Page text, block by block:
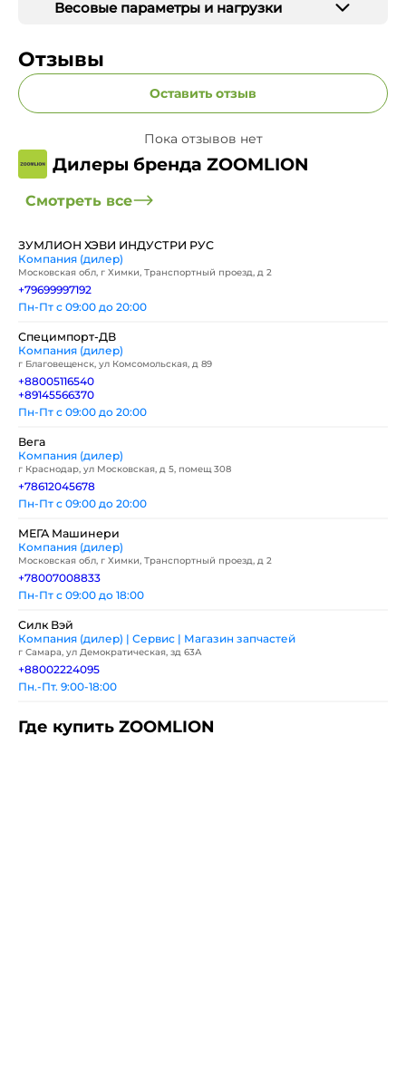
Весовые параметры и нагрузки
Отзывы
Оставить отзыв
Пока отзывов нет
Дилеры бренда ZOOMLION
Смотреть все
ЗУМЛИОН ХЭВИ ИНДУСТРИ РУС
Компания (дилер)
Московская обл, г Химки, Транспортный проезд, д 2
+79699997192
Пн-Пт с 09:00 до 20:00
Специмпорт-ДВ
Компания (дилер)
г Благовещенск, ул Комсомольская, д 89
+88005116540
+89145566370
Пн-Пт с 09:00 до 20:00
Вега
Компания (дилер)
г Краснодар, ул Московская, д 5, помещ 308
+78612045678
Пн-Пт с 09:00 до 20:00
МЕГА Машинери
Компания (дилер)
Московская обл, г Химки, Транспортный проезд, д 2
+78007008833
Пн-Пт с 09:00 до 18:00
Силк Вэй
Компания (дилер) | Сервис | Магазин запчастей
г Самара, ул Демократическая, зд 63А
+88002224095
Пн.-Пт. 9:00-18:00
Где купить ZOOMLION